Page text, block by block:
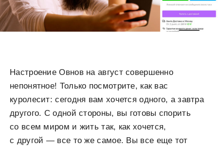
Настроение Овнов на август совершенно
непонятное! Только посмотрите, как вас
куролесит: сегодня вам хочется одного, а завтра
другого. С одной стороны, вы готовы спорить
со всем миром и жить так, как хочется,
с другой — все то же самое. Вы все еще тот